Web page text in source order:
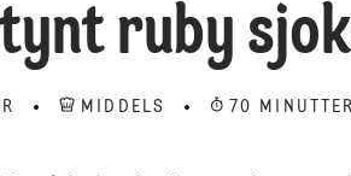
ruby
MIDDELS 70 MINUTTER